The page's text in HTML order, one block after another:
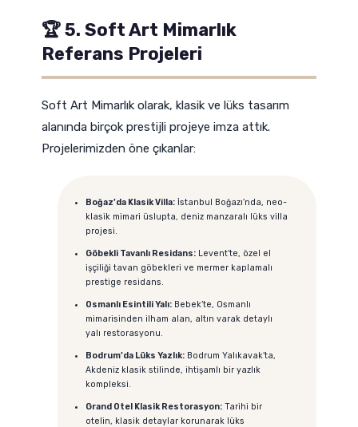
🏆 5. Soft Art Mimarlık
Referans Projeleri
Soft Art Mimarlık olarak, klasik ve lüks tasarım
alanında birçok prestijli projeye imza attık.
Projelerimizden öne çıkanlar:
Boğaz’da Klasik Villa: İstanbul Boğazı’nda, neo-
klasik mimari üslupta, deniz manzaralı lüks villa
projesi.
Göbekli Tavanlı Residans: Levent’te, özel el
işçiliği tavan göbekleri ve mermer kaplamalı
prestige residans.
Osmanlı Esintili Yalı: Bebek’te, Osmanlı
mimarisinden ilham alan, altın varak detaylı
yalı restorasyonu.
Bodrum’da Lüks Yazlık: Bodrum Yalıkavak’ta,
Akdeniz klasik stilinde, ihtişamlı bir yazlık
kompleksi.
Grand Otel Klasik Restorasyon: Tarihi bir
otelin, klasik detaylar korunarak lüks